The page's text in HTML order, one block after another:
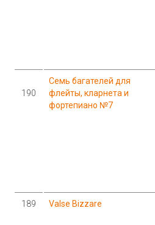
190
Семь багателей для
флейты, кларнета и
фортепиано №7
189 Valse Bizzare